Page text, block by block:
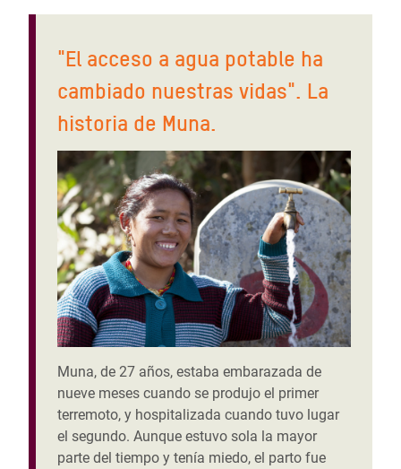
"El acceso a agua potable ha
cambiado nuestras vidas". La
historia de Muna.
Muna, de 27 años, estaba embarazada de
nueve meses cuando se produjo el primer
terremoto, y hospitalizada cuando tuvo lugar
el segundo. Aunque estuvo sola la mayor
parte del tiempo y tenía miedo, el parto fue